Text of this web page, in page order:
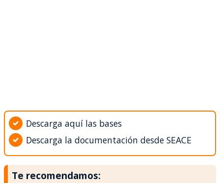
Descarga aquí las bases
Descarga la documentación desde SEACE
Te recomendamos: